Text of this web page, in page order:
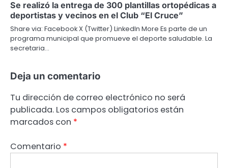
Se realizó la entrega de 300 plantillas ortopédicas a
deportistas y vecinos en el Club “El Cruce”
Share via: Facebook X (Twitter) LinkedIn More Es parte de un
programa municipal que promueve el deporte saludable. La
secretaria…
Deja un comentario
Tu dirección de correo electrónico no será
publicada. Los campos obligatorios están
marcados con *
Comentario *